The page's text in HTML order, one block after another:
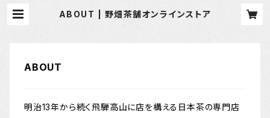
ABOUT | 野畑茶舗オンラインストア
ABOUT
明治13年から続く飛騨高山に店を構える日本茶の専門店